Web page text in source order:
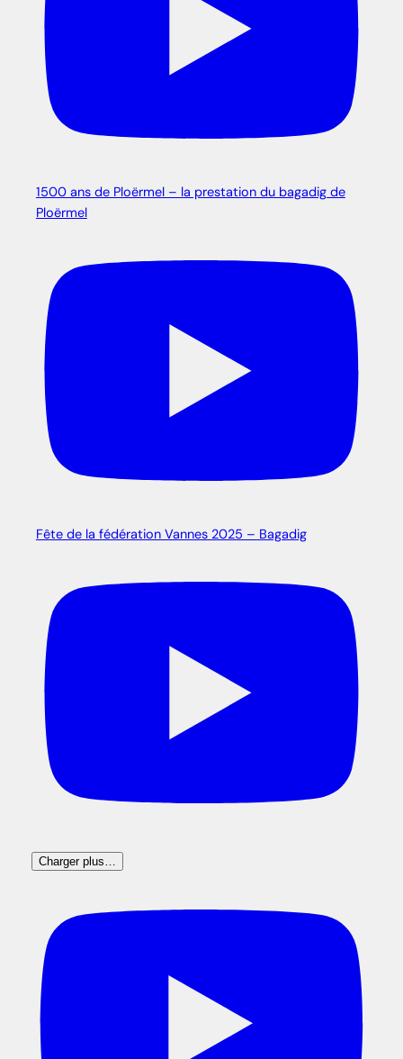
1500 ans de Ploërmel – la prestation du bagadig de
Ploërmel
Fête de la fédération Vannes 2025 – Bagadig
Charger plus…